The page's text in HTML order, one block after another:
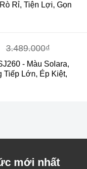
Rỉ, Tiện Lợi, Gọn
- Màu Solara,
Tiếp Lớn, Ép Kiệt,
3.489.000₫
mới nhất